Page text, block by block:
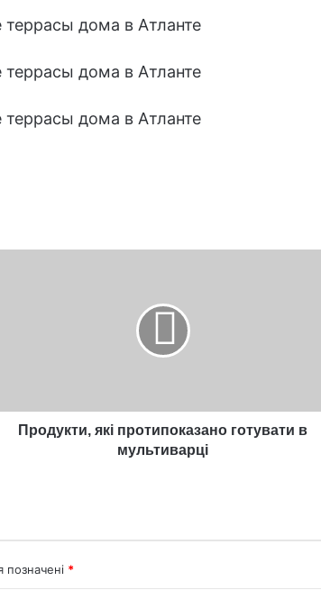
Продукти, які протипоказано готувати в
мультиварці
позначені *